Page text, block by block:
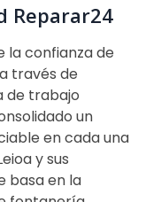
Reparar24
la confianza de
través de
de trabajo
un
en cada una
y sus
basa en la